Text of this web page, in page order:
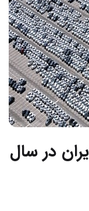
در سال